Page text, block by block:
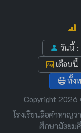
วันนี้ :
เดือนนี้ :
ทั้ง
Copyright 2026
โรงเรียนลือคำหาญ
ศึกษามัธยม